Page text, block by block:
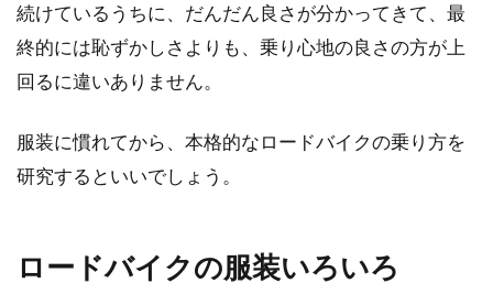
続けているうちに、だんだん良さが分かってきて、最
終的には恥ずかしさよりも、乗り心地の良さの方が上
回るに違いありません。
服装に慣れてから、本格的なロードバイクの乗り方を
研究するといいでしょう。
ロードバイクの服装いろいろ